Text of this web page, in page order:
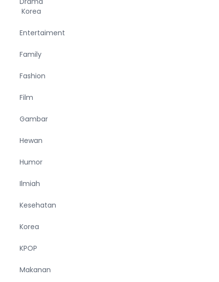
Korea
Entertaiment
Family
Fashion
Film
Gambar
Hewan
Humor
Ilmiah
Kesehatan
Korea
KPOP
Makanan